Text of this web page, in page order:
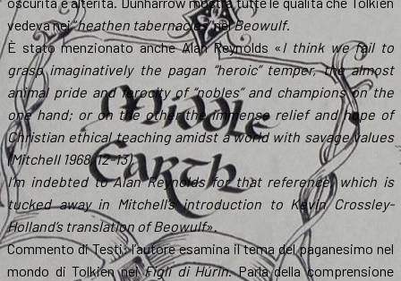
vedeva nei “heathen tabernacles” nelBeowulf.
È stato menzionato anche Alan Reynolds «I think we fail to
grasp imaginatively the pagan “heroic” temper, the almost
animal pride and ferocity of “nobles” and champions on the
one hand; or on the other the immense relief and hope of
Christian ethical teaching amidst a world with savage values
(Mitchell 1968, 12-13).
I’m indebted to Alan Reynolds for that reference, which is
tucked away in Mitchell’s introduction to Kevin Crossley-
Holland’s translation of Beowulf».
Commento di Testi: l’autore esamina il tema del paganesimo nel
mondo di Tolkien neiFigli di Húrin. Parla della comprensione